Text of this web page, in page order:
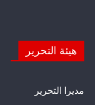
هيئة التحرير
مديرا التحرير